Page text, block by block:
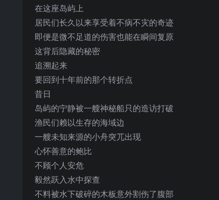
在这座岛屿上
居民们长久以来享受着不病不灾的奇迹
即便是微不足道的伤害也能在瞬间复原
这背后隐藏的秘密
追溯起来
要回到十年前的那个转折点
昔日
岛屿的宁静被一艘神秘船只的造访打破
渔民们赖以生存的海域边
一艘未知来源的小舟突兀出现
心怀善意的鲍比
不顾个人安危
毅然跃入水中探查
不料被水下破碎的木板意外割伤了腹部